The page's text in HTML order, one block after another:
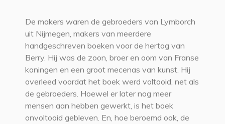
De makers waren de gebroeders van Lymborch
uit Nijmegen, makers van meerdere
handgeschreven boeken voor de hertog van
Berry. Hij was de zoon, broer en oom van Franse
koningen en een groot mecenas van kunst. Hij
overleed voordat het boek werd voltooid, net als
de gebroeders. Hoewel er later nog meer
mensen aan hebben gewerkt, is het boek
onvoltooid gebleven. En, hoe beroemd ook, de